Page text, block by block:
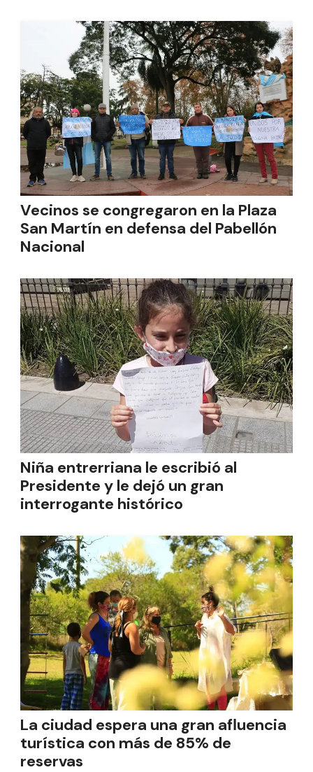
Vecinos se congregaron en la Plaza
San Martín en defensa del Pabellón
Nacional
Niña entrerriana le escribió al
Presidente y le dejó un gran
interrogante histórico
La ciudad espera una gran afluencia
turística con más de 85% de
reservas